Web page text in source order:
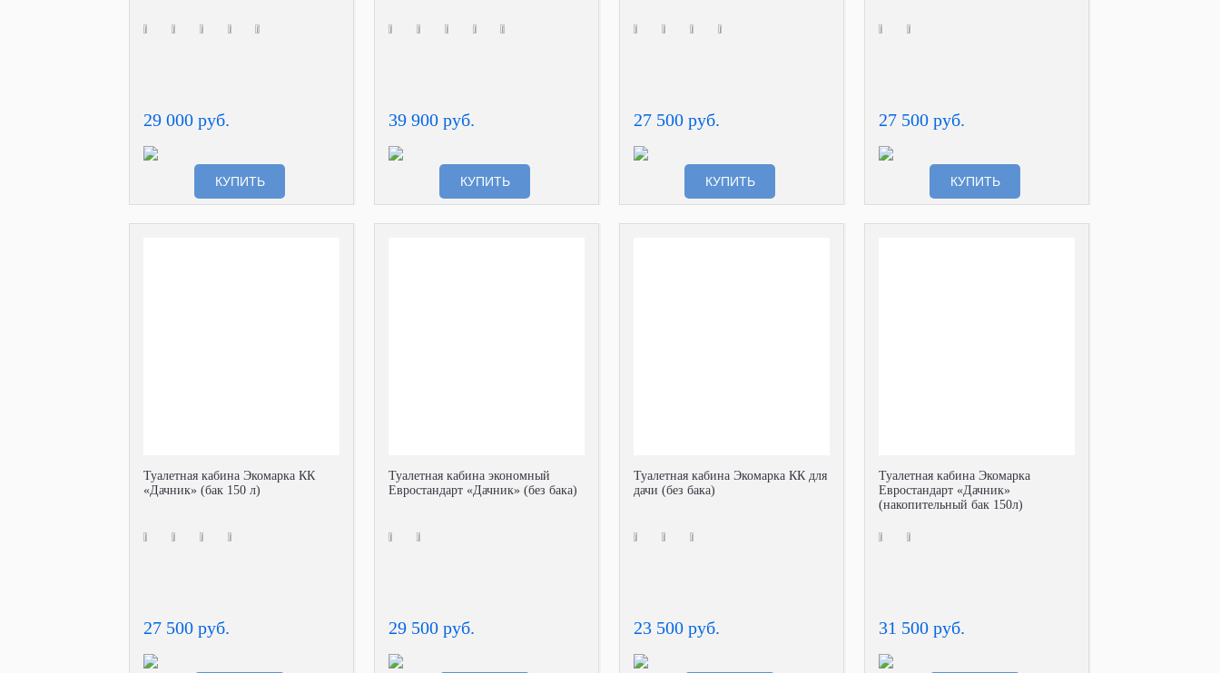
29 000 руб.
КУПИТЬ
39 900 руб.
КУПИТЬ
27 500 руб.
КУПИТЬ
27 500 руб.
КУПИТЬ
Туалетная кабина Экомарка КК
«Дачник» (бак 150 л)
27 500 руб.
Туалетная кабина экономный
Евростандарт «Дачник» (без бака)
29 500 руб.
Туалетная кабина Экомарка КК для
дачи (без бака)
23 500 руб.
Туалетная кабина Экомарка
Евростандарт «Дачник»
(накопительный бак 150л)
31 500 руб.